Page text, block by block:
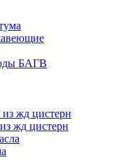
БАГВ
жд цистерн
жд цистерн